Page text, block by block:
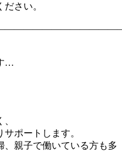
さい。
…
ポートします。
、親子で働いている方も多